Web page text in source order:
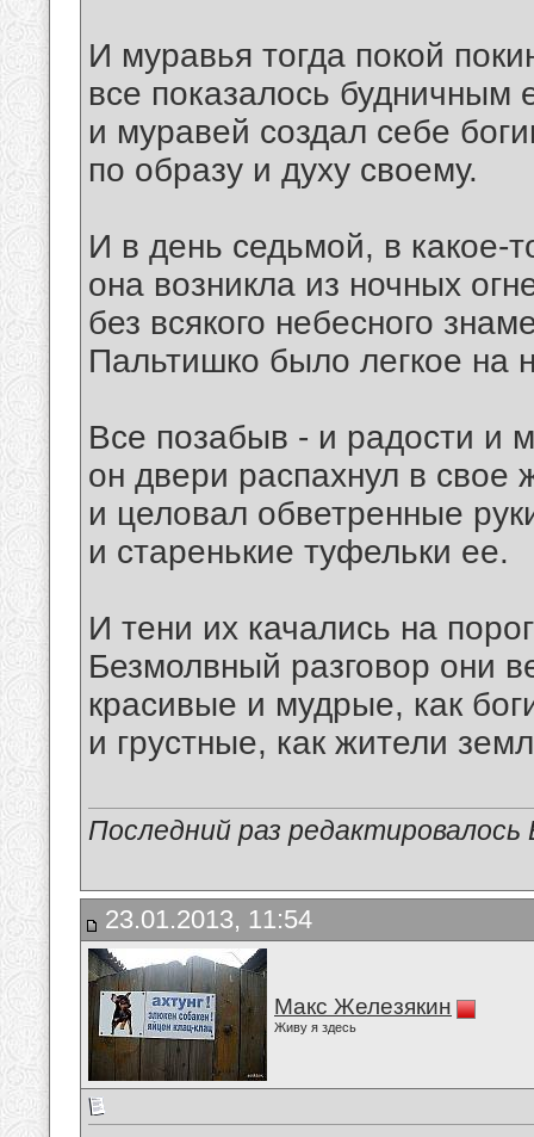
И муравья тогда покой
все показалось будничным
и муравей создал себе
по образу и духу своему.
И в день седьмой, в какое-
она возникла из ночных
без всякого небесного
Пальтишко было легкое на
Все позабыв - и радости и
он двери распахнул в свое
и целовал обветренные
и старенькие туфельки ее.
И тени их качались на
Безмолвный разговор они
красивые и мудрые, как
и грустные, как жители
Последний раз
23.01.2013, 11:54
Макс Железякин
Живу я здесь